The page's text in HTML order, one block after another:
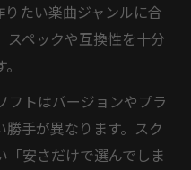
たい楽曲ジャンルに合
ペックや互換性を十分
フトはバージョンやプラ
手が異なります。スク
安さだけで選んでしま